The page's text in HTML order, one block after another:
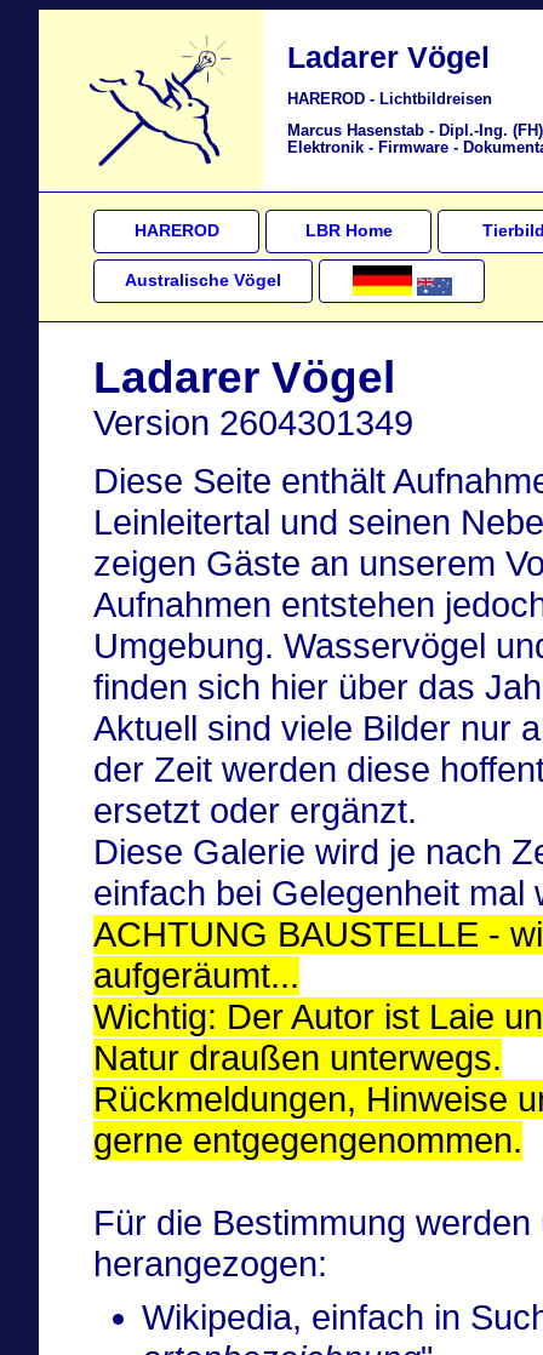
Ladarer Vögel
HAREROD - Lichtbildreisen
Marcus Hasenstab - Dipl.-Ing.
Elektronik - Firmware -
HAREROD LBR Home
Australische Vögel
Ladarer Vögel
Version 2604301349
Diese Seite enthält
Leinleitertal und seinen
zeigen Gäste an unserem
Aufnahmen entstehen
Umgebung. Wasservögel
finden sich hier über das
Aktuell sind viele Bilder nur
der Zeit werden diese
ersetzt oder ergänzt.
Diese Galerie wird je nach
einfach bei Gelegenheit mal
ACHTUNG BAUSTELLE -
aufgeräumt...
Wichtig: Der Autor ist Laie
Natur draußen unterwegs.
Rückmeldungen, Hinweise
gerne entgegengenommen.
Für die Bestimmung
herangezogen:
Wikipedia, einfach in